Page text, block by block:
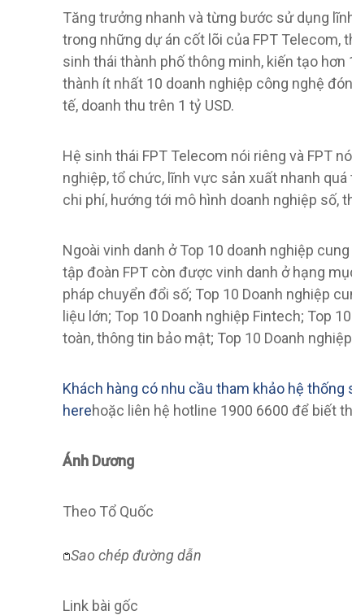
Tăng trưởng nhanh và từng bước sử dụng
trong những dự án cốt lõi của FPT
sinh thái thành phố thông minh, kiến ​​tạo
thành ít nhất 10 doanh nghiệp công nghệ
tế, doanh thu trên 1 tỷ USD.
Hệ sinh thái FPT Telecom nói riêng và FPT
nghiệp, tổ chức, lĩnh vực sản xuất nhanh
chi phí, hướng tới mô hình doanh nghiệp số,
Ngoài vinh danh ở Top 10 doanh nghiệp
tập đoàn FPT còn được vinh danh ở hạng
pháp chuyển đổi số; Top 10 Doanh nghiệp
liệu lớn; Top 10 Doanh nghiệp Fintech; Top
toàn, thông tin bảo mật; Top 10 Doanh
Khách hàng có nhu cầu tham khảo hệ
herehoặc liên hệ hotline 1900 6600 để biết
Ánh Dương
Theo Tổ Quốc
Sao chép đường dẫn
Link bài gốc